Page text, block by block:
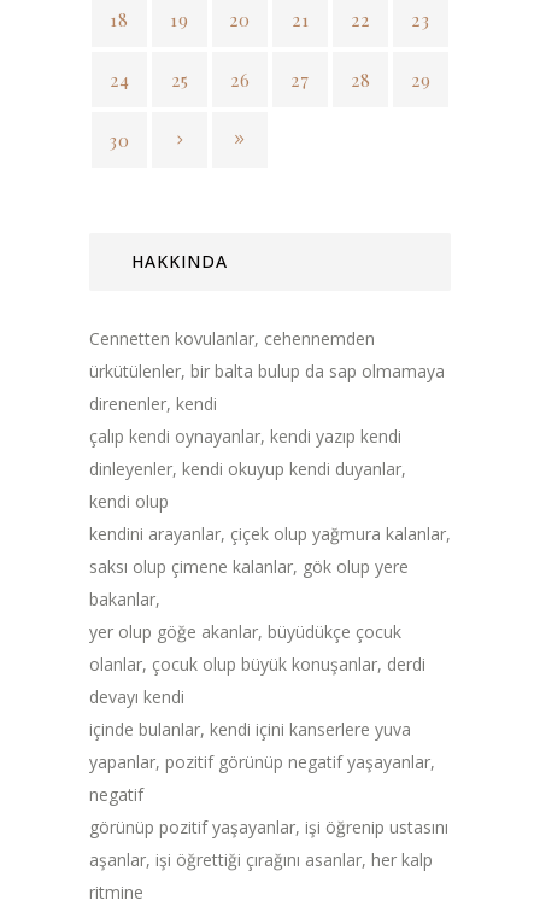
18 19 20 21 22 23
24 25 26 27 28 29
30
HAKKINDA
Cennetten kovulanlar, cehennemden
ürkütülenler, bir balta bulup da sap olmamaya
direnenler, kendi
çalıp kendi oynayanlar, kendi yazıp kendi
dinleyenler, kendi okuyup kendi duyanlar,
kendi olup
kendini arayanlar, çiçek olup yağmura kalanlar,
saksı olup çimene kalanlar, gök olup yere
bakanlar,
yer olup göğe akanlar, büyüdükçe çocuk
olanlar, çocuk olup büyük konuşanlar, derdi
devayı kendi
içinde bulanlar, kendi içini kanserlere yuva
yapanlar, pozitif görünüp negatif yaşayanlar,
negatif
görünüp pozitif yaşayanlar, işi öğrenip ustasını
aşanlar, işi öğrettiği çırağını asanlar, her kalp
ritmine